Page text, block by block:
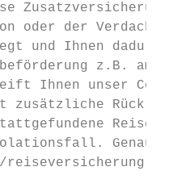
oder der Verdacht
und Ihnen
z.B. am
Ihnen unser
zusätzliche
Genaue
reiseversicherung